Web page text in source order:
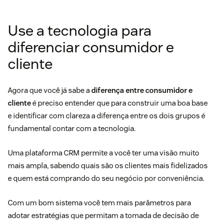
Use a tecnologia para
diferenciar consumidor e
cliente
Agora que você já sabe adiferença entre consumidor e
clienteé preciso entender que para construir uma boa base
e identificar com clareza a diferença entre os dois grupos é
fundamental contar com a tecnologia.
Uma plataforma CRM permite a você ter uma visão muito
mais ampla, sabendo quais são os clientes mais fidelizados
e quem está comprando do seu negócio por conveniência.
Com um bom sistema você tem mais parâmetros para
adotar estratégias que permitam a tomada de decisão de